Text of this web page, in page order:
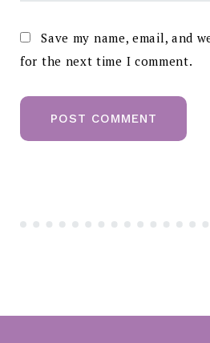
Save my name, email, and
for the next time I comment.